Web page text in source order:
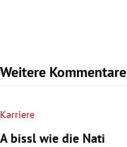
Weitere Kommentare
Karriere
A bissl wie die Nati